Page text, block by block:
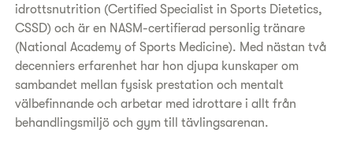
idrottsnutrition (Certified Specialist in Sports Dietetics,
CSSD) och är en NASM-certifierad personlig tränare
(National Academy of Sports Medicine). Med nästan två
decenniers erfarenhet har hon djupa kunskaper om
sambandet mellan fysisk prestation och mentalt
välbefinnande och arbetar med idrottare i allt från
behandlingsmiljö och gym till tävlingsarenan.